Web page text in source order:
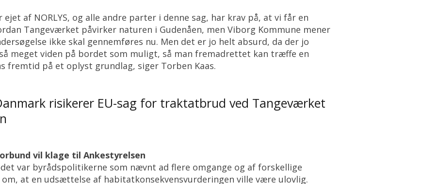
ejet af NORLYS, og alle andre parter i denne sag, har krav på, at vi får en
Tangeværket påvirker naturen i Gudenåen, men Viborg Kommune mener
ikke skal gennemføres nu. Men det er jo helt absurd, da der jo
meget viden på bordet som muligt, så man fremadrettet kan træffe en
fremtid på et oplyst grundlag, siger Torben Kaas.
risikerer EU-sag for traktatbrud ved Tangeværket
vil klage til Ankestyrelsen
var byrådspolitikerne som nævnt ad flere omgange og af forskellige
at en udsættelse af habitatkonsekvensvurderingen ville være ulovlig.